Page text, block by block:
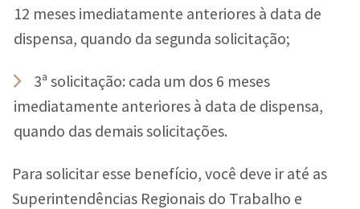
12 meses imediatamente anteriores à data de
dispensa, quando da segunda solicitação;
3ª solicitação: cada um dos 6 meses
imediatamente anteriores à data de dispensa,
quando das demais solicitações.​
Para solicitar esse benefício, você deve ir até as
Superintendências Regionais do Trabalho e